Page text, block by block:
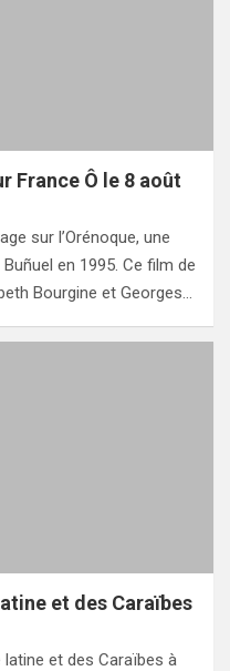
France Ô le 8 août
sur l’Orénoque, une
en 1995. Ce film de
Bourgine et Georges…
et des Caraïbes
latine et des Caraïbes à